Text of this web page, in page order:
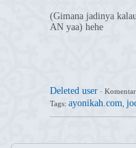
(Gimana jadinya
AN yaa) hehe
Deleted user ·
Tags: ayonikah.com